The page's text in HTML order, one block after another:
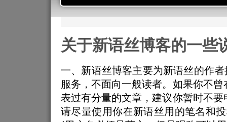
关于新语丝博客的一些
一、新语丝博客主要为新语丝的作
服务，不面向一般读者。如果你不曾
表过有分量的文章，建议你暂时不要
请尽量使用你在新语丝用的笔名和